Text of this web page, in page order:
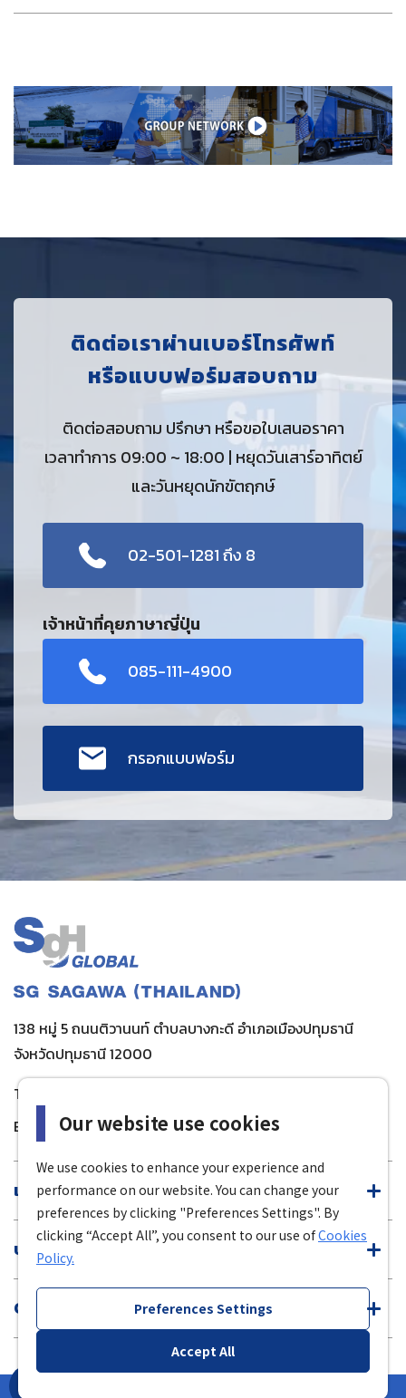
ติดต่อเราผ่านเบอร์โทรศัพท์
หรือแบบฟอร์มสอบถาม
ติดต่อสอบถาม ปรึกษา หรือขอใบเสนอราคา
เวลาทำการ 09:00 ~ 18:00 | หยุดวันเสาร์อาทิตย์
และวันหยุดนักขัตฤกษ์
02-501-1281 ถึง 8
เจ้าหน้าที่คุยภาษาญี่ปุ่น
085-111-4900
กรอกแบบฟอร์ม
138 หมู่ 5 ถนนติวานนท์ ตำบลบางกะดี อำเภอเมืองปทุมธานี
จังหวัดปทุมธานี 12000
TEL :
E-mail :sgt-info@sgh-global.com
เกี่ยวกับเรา
บริการของเรา
Customer Support
Our website use cookies
We use cookies to enhance your experience and
performance on our website. You can change your
preferences by clicking "Preferences Settings". By
clicking “Accept All”, you consent to our use ofCookies
Policy.
Preferences Settings
Accept All